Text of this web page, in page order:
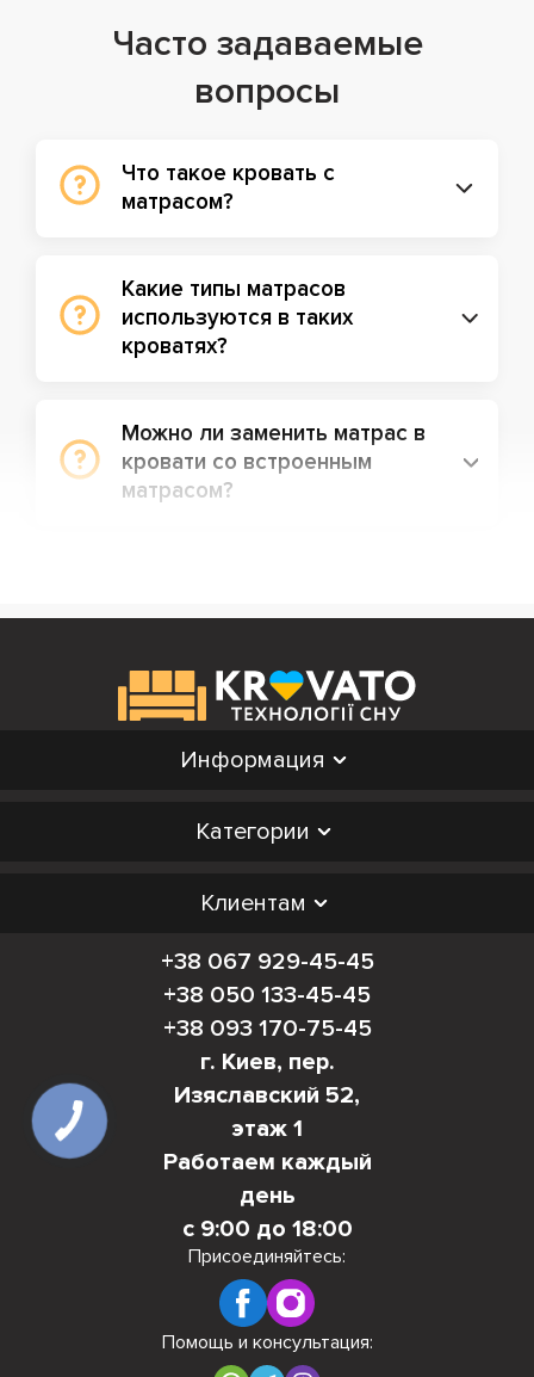
Часто задаваемые
вопросы
Что такое кровать с
матрасом?
Какие типы матрасов
используются в таких
кроватях?
Можно ли заменить матрас в
кровати со встроенным
матрасом?
Информация
Категории
Клиентам
+38 067 929-45-45
+38 050 133-45-45
+38 093 170-75-45
г. Киев, пер.
Изяславский 52,
этаж 1
Работаем каждый
день
с 9:00 до 18:00
Присоединяйтесь:
Помощь и консультация: